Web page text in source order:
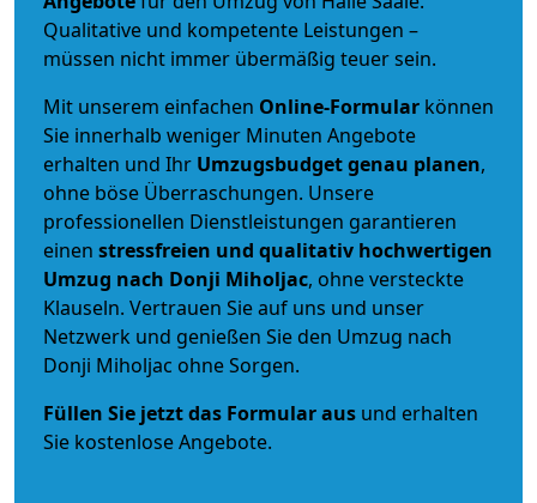
Qualitative und kompetente Leistungen –
müssen nicht immer übermäßig teuer sein.
Mit unserem einfachen Online-Formular können
Sie innerhalb weniger Minuten Angebote
erhalten und Ihr Umzugsbudgetgenau planen,
ohne böse Überraschungen. Unsere
professionellen Dienstleistungen garantieren
einen stressfreien und qualitativ hochwertigen
Umzug nach Donji Miholjac, ohne versteckte
Klauseln. Vertrauen Sie auf uns und unser
Netzwerk und genießen Sie den Umzug nach
Donji Miholjac ohne Sorgen.
Füllen Sie jetzt das Formular aus und erhalten
Sie kostenlose Angebote.